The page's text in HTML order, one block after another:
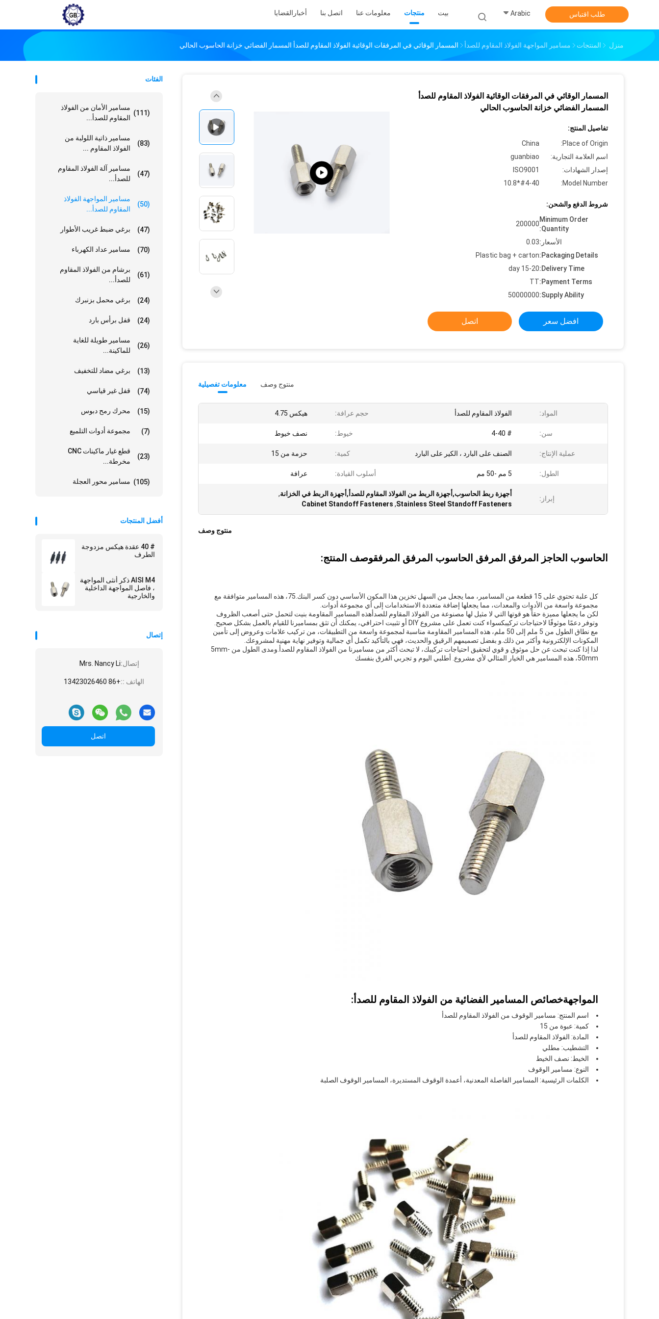
بيت منتجات معلومات عنا اتصل بنا أخبار القضايا Arabic طلب اقتباس
منزل المنتجات مسامير المواجهة الفولاذ المقاوم للصدأ المسمار الوقائي في المرفقات الوقائية الفولاذ المقاوم للصدأ المسمار الفضائي خزانة الحاسوب الحالي
الفئات
مسامير الأمان من الفولاذ
المقاوم للصدأ...
(111)
مسامير ذاتية اللولبة من
الفولاذ المقاوم ...
(83)
مسامير آلة الفولاذ المقاوم
للصدأ...
(47)
مسامير المواجهة الفولاذ
المقاوم للصدأ...
(50)
برغي ضبط غريب الأطوار (47)
مسامير عداد الكهرباء (70)
برشام من الفولاذ المقاوم
للصدأ...
(61)
برغي محمل بزنبرك (24)
قفل برأس بارد (24)
مسامير طويلة للغاية
للماكينة...
(26)
برغي مضاد للتخفيف (13)
قفل غير قياسي (74)
محرك رمح دبوس (15)
مجموعة أدوات التلميع (7)
قطع غيار ماكينات CNC
مخرطة...
(23)
مسامير محور العجلة (105)
أفضل المنتجات
# 40 عقدة هيكس مزدوجة
الطرف
AISI M4 ذكر أنثى المواجهة
، فاصل المواجهة الداخلية
والخارجية
إتصال
إتصال:Mrs. Nancy Li
الهاتف ::+86 13423026460
اتصل
المسمار الوقائي في المرفقات الوقائية الفولاذ المقاوم للصدأ
المسمار الفضائي خزانة الحاسوب الحالي
تفاصيل المنتج:
Place of Origin:
China
اسم العلامة التجارية:
guanbiao
إصدار الشهادات:
ISO9001
Model Number:
#4-40*10.8
شروط الدفع والشحن:
Minimum Order
Quantity:
200000
الأسعار:0.03
Packaging Details:
Plastic bag + carton
Delivery Time:
15-20 day
Payment Terms:
TT
Supply Ability:
50000000
افضل سعر اتصل
معلومات تفصيلية منتوج وصف
المواد: الفولاذ المقاوم للصدأ حجم عرافة: هيكس 4.75
سن: # 4-40 خيوط: نصف خيوط
عملية الإنتاج: الصنف على البارد ، الكير على البارد كمية: حزمة من 15
الطول: 5 مم -50 مم أسلوب القيادة: عرافة
إبراز:
أجهزة ربط الحاسوب,أجهزة الربط من الفولاذ المقاوم للصدأ,أجهزة الربط في الخزانة,
Stainless Steel Standoff Fasteners
,
Cabinet Standoff Fasteners
منتوج وصف
الحاسوب الحاجز المرفق المرفق الحاسوب المرفق المرفقوصف المنتج:
كل علبة تحتوي على 15 قطعة من المسامير، مما يجعل من السهل تخزين هذا المكون الأساسي دون كسر البنك.75، هذه المسامير متوافقة مع
مجموعة واسعة من الأدوات والمعدات، مما يجعلها إضافة متعددة الاستخدامات إلى أي مجموعة أدوات.
لكن ما يجعلها مميزة حقاً هو قوتها التي لا مثيل لها مصنوعة من الفولاذ المقاوم للصدأهذه المسامير المقاومة بنيت لتحمل حتى أصعب الظروف
وتوفر دعمًا موثوقًا لاحتياجات تركيبكسواء كنت تعمل على مشروع DIY أو تثبيت احترافي، يمكنك أن تثق بمساميرنا للقيام بالعمل بشكل صحيح.
مع نطاق الطول من 5 ملم إلى 50 ملم، هذه المسامير المقاومة مناسبة لمجموعة واسعة من التطبيقات، من تركيب علامات وعروض إلى تأمين
المكونات الإلكترونية وأكثر من ذلك.و بفضل تصميمهم الرقيق والحديث، فهي بالتأكيد تكمل أي جمالية وتوفير نهاية مهنية لمشروعك.
لذا إذا كنت تبحث عن حل موثوق و قوي لتحقيق احتياجات تركيبك، لا تبحث أكثر من مساميرنا من الفولاذ المقاوم للصدأ.ومدى الطول من 5mm-
50mm، هذه المسامير هي الخيار المثالي لأي مشروع. أطلبي اليوم و تجربي الفرق بنفسك
المواجهةخصائص المسامير الفضائية من الفولاذ المقاوم للصدأ:
اسم المنتج: مسامير الوقوف من الفولاذ المقاوم للصدأ
كمية: عبوة من 15
المادة: الفولاذ المقاوم للصدأ
التشطيب: مطلي
الخيط: نصف الخيط
النوع: مسامير الوقوف
الكلمات الرئيسية: المسامير الفاصلة المعدنية، أعمدة الوقوف المستديرة، المسامير الوقوف الصلبة